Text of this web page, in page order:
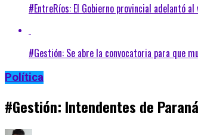
#EntreRíos: El Gobierno provincial adelantó
#Gestión: Se abre la convocatoria para que
Política
#Gestión: Intendentes de